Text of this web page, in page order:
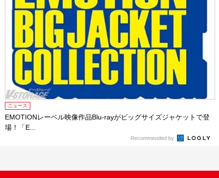
ニュース
EMOTIONレーベル映像作品Blu-rayがビッグサイズジャケットで登
場！「E...
Recommended by